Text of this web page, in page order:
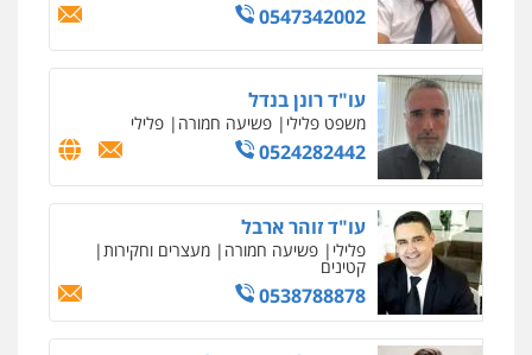
0547342002
עו"ד רונן בנדל
משפט פלילי פשיעה חמורה פלילי
0524282442
עו"ד זוהר ארבל
פלילי פשיעה חמורה מעצרים וחקירות
קטינים
0538788878
מרכז התחלה חדשה
אסירים עבירות מין שירותים מקצועיים
0544500346
מאיה בלום, עו"ס, טיפול ושיקום
טיפול בהתמכרויות שירותים מקצועיים
לעורכי דין
0504062539
עו"ד ד"ר אבי שקד
עבירות כלכליות הלבנת הון חילוטים